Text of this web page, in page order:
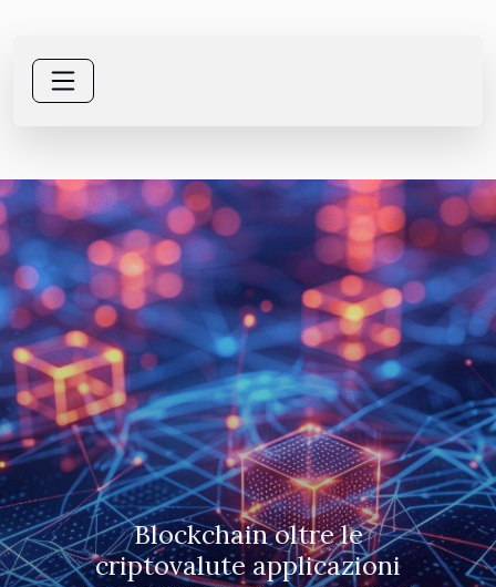
Blockchain oltre le
criptovalute applicazioni